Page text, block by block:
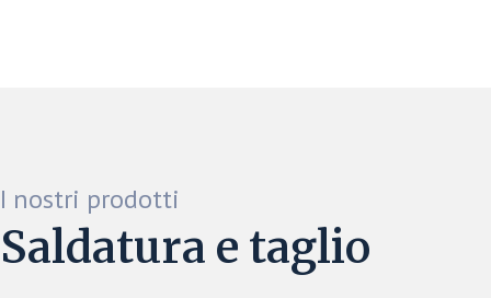
I nostri prodotti
Saldatura e taglio